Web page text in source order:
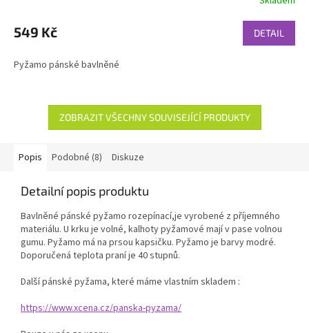
549 Kč DETAIL
Pyžamo pánské bavlněné
ZOBRAZIT VŠECHNY SOUVISEJÍCÍ PRODUKTY
Popis Podobné (8) Diskuze
Detailní popis produktu
Bavlněné pánské pyžamo rozepínací,je vyrobené z příjemného
materiálu. U krku je volné, kalhoty pyžamové mají v pase volnou
gumu. Pyžamo má na prsou kapsičku. Pyžamo je barvy modré.
Doporučená teplota praní je 40 stupnů.
Další pánské pyžama, které máme vlastním skladem :
https://www.xcena.cz/panska-pyzama/